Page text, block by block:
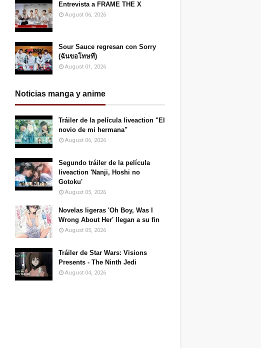
Entrevista a FRAME THE X
August 06, 2026
Sour Sauce regresan con Sorry
(ฉันขอโทษที)
August 01, 2026
Noticias manga y anime
Tráiler de la película liveaction "El
novio de mi hermana"
August 06, 2026
Segundo tráiler de la película
liveaction 'Nanji, Hoshi no
Gotoku'
August 05, 2026
Novelas ligeras 'Oh Boy, Was I
Wrong About Her' llegan a su fin
August 05, 2026
Tráiler de Star Wars: Visions
Presents - The Ninth Jedi
August 04, 2026